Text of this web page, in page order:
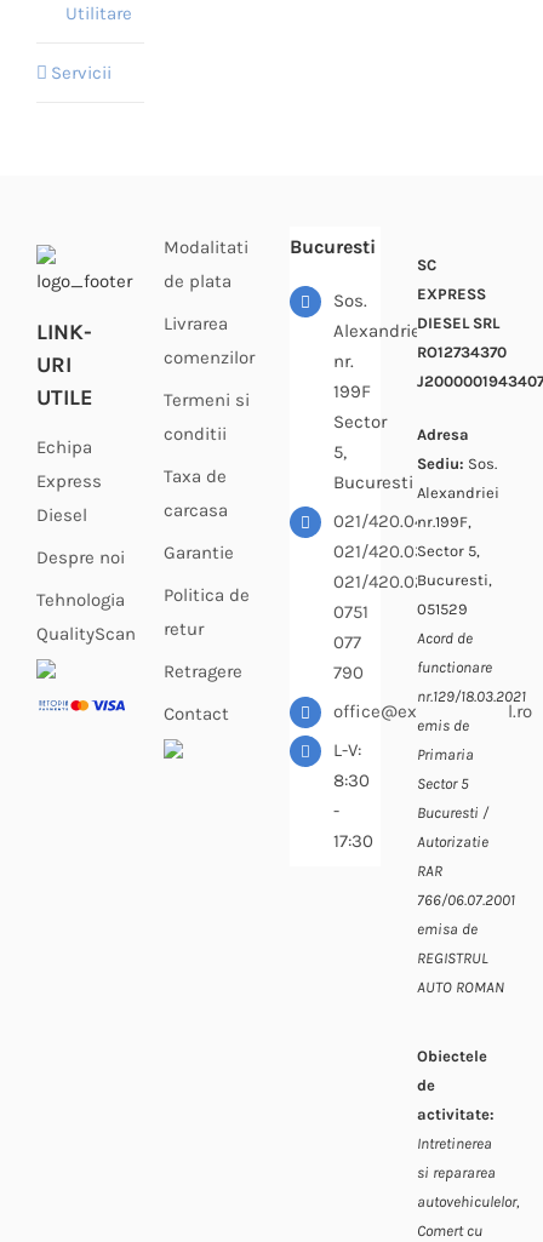
Utilitare
Servicii
LINK-
URI
UTILE
Echipa
Express
Diesel
Despre noi
Tehnologia
QualityScan
Modalitati
de plata
Livrarea
comenzilor
Termeni si
conditii
Taxa de
carcasa
Garantie
Politica de
retur
Retragere
Contact
Bucuresti
Sos.
Alexandriei
nr.
199F
Sector
5,
Bucuresti
021/420.04.33
021/420.03.64
021/420.02.69
0751
077
790
office@expressdiesel.ro
L-V:
8:30
-
17:30
SC
EXPRESS
DIESEL SRL
RO12734370
J2000001943407
Adresa
Sediu: Sos.
Alexandriei
nr.199F,
Sector 5,
Bucuresti,
051529
Acord de
functionare
nr.129/18.03.2021
emis de
Primaria
Sector 5
Bucuresti /
Autorizatie
RAR
766/06.07.2001
emisa de
REGISTRUL
AUTO ROMAN
Obiectele
de
activitate:
Intretinerea
si repararea
autovehiculelor,
Comert cu